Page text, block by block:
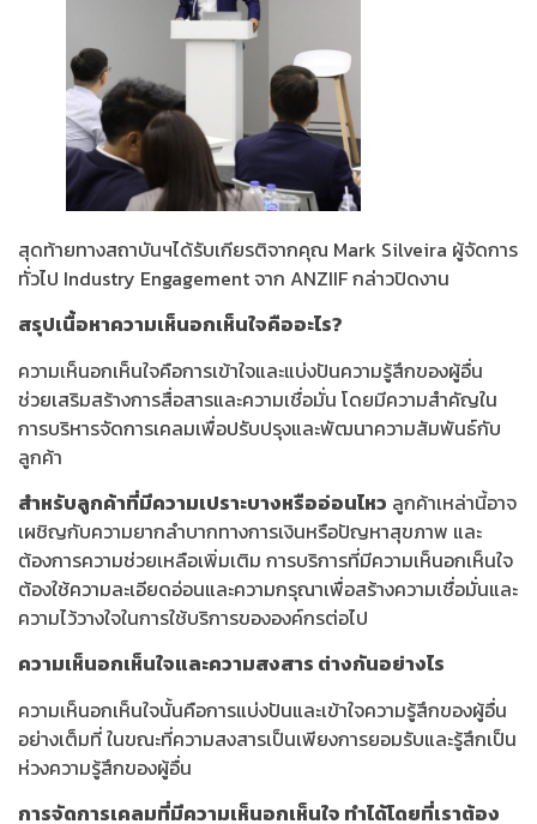
สุดท้ายทางสถาบันฯได้รับเกียรติจากคุณ Mark Silveira ผู้จัดการ
ทั่วไป Industry Engagement จาก ANZIIF กล่าวปิดงาน
สรุปเนื้อหาความเห็นอกเห็นใจคืออะไร?
ความเห็นอกเห็นใจคือการเข้าใจและแบ่งปันความรู้สึกของผู้อื่น
ช่วยเสริมสร้างการสื่อสารและความเชื่อมั่น โดยมีความสำคัญใน
การบริหารจัดการเคลมเพื่อปรับปรุงและพัฒนาความสัมพันธ์กับ
ลูกค้า
สำหรับลูกค้าที่มีความเปราะบางหรืออ่อนไหว ลูกค้าเหล่านี้อาจ
เผชิญกับความยากลำบากทางการเงินหรือปัญหาสุขภาพ และ
ต้องการความช่วยเหลือเพิ่มเติม การบริการที่มีความเห็นอกเห็นใจ
ต้องใช้ความละเอียดอ่อนและความกรุณาเพื่อสร้างความเชื่อมั่นและ
ความไว้วางใจในการใช้บริการขององค์กรต่อไป
ความเห็นอกเห็นใจและความสงสาร ต่างกันอย่างไร
ความเห็นอกเห็นใจนั้นคือการแบ่งปันและเข้าใจความรู้สึกของผู้อื่น
อย่างเต็มที่ ในขณะที่ความสงสารเป็นเพียงการยอมรับและรู้สึกเป็น
ห่วงความรู้สึกของผู้อื่น
การจัดการเคลมที่มีความเห็นอกเห็นใจ ทำได้โดยที่เราต้อง